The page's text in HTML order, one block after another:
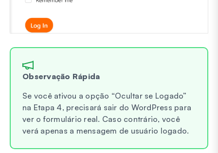
Observação Rápida
Se você ativou a opção “Ocultar se Logado”
na Etapa 4, precisará sair do WordPress para
ver o formulário real. Caso contrário, você
verá apenas a mensagem de usuário logado.